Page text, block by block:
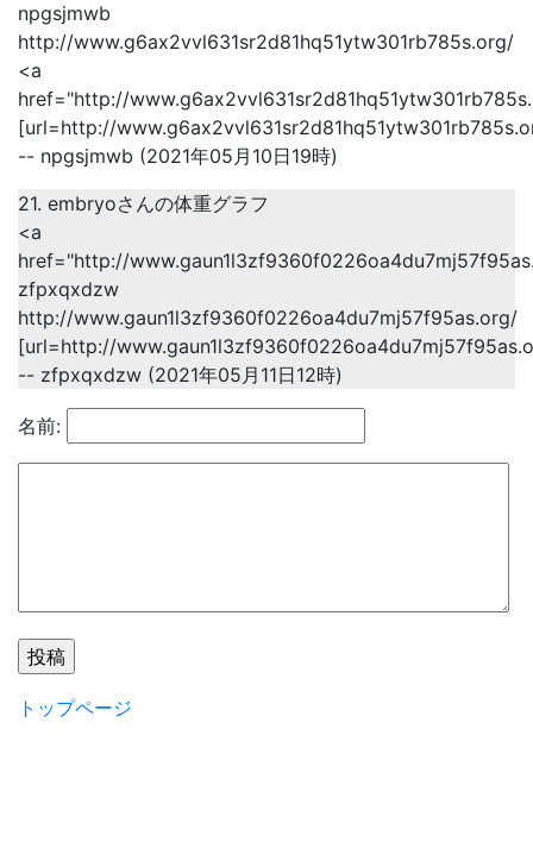
npgsjmwb
http://www.g6ax2vvl631sr2d81hq51ytw301rb785s.org/
<a
href="http://
[url=http://
-- npgsjmwb (2021年05月10日19時)
21. embryoさんの体重グラフ
<a
href="http://
zfpxqxdzw
http://www.gaun1l3zf9360f0226oa4du7mj57f95as.org/
[url=http://
-- zfpxqxdzw (2021年05月11日12時)
名前:
トップページ